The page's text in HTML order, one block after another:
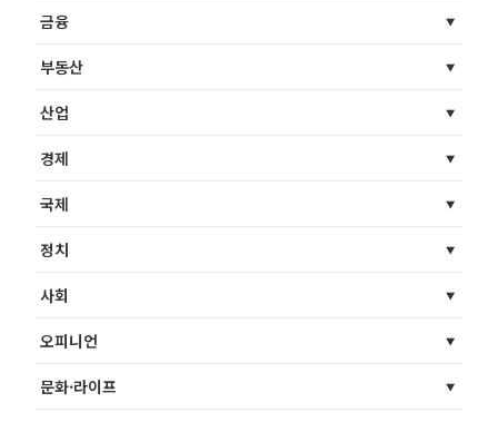
금융
부동산
산업
경제
국제
정치
사회
오피니언
문화·라이프